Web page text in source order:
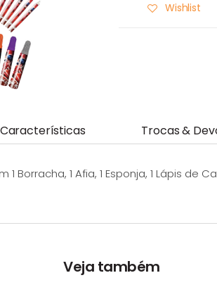
Wishlist
Características Trocas &
1 Afia, 1 Esponja, 1 Lápis de
Veja também